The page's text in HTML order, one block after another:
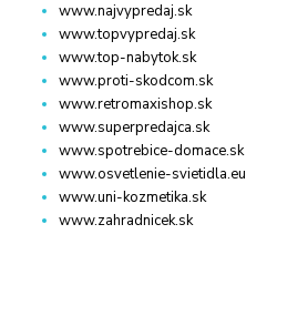
www.najvypredaj.sk
www.topvypredaj.sk
www.top-nabytok.sk
www.proti-skodcom.sk
www.retromaxishop.sk
www.superpredajca.sk
www.spotrebice-domace.sk
www.osvetlenie-svietidla.eu
www.uni-kozmetika.sk
www.zahradnicek.sk